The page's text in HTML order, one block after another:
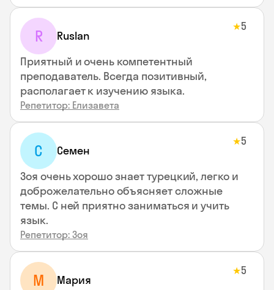
R Ruslan
★5
Приятный и очень компетентный
преподаватель. Всегда позитивный,
располагает к изучению языка.
Репетитор: Елизавета
С Семен
★5
Зоя очень хорошо знает турецкий, легко и
доброжелательно объясняет сложные
темы. С ней приятно заниматься и учить
язык.
Репетитор: Зоя
М Мария
★5